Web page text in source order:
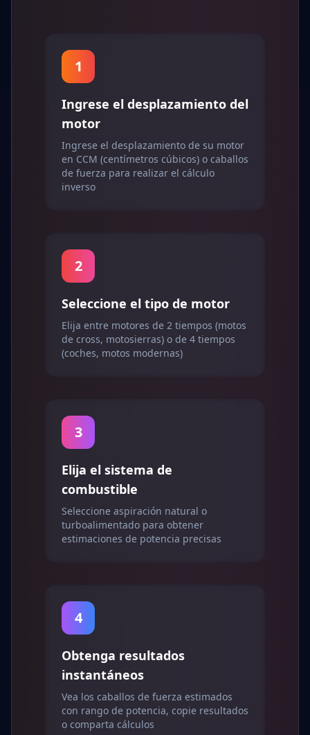
1
Ingrese el desplazamiento del
motor
Ingrese el desplazamiento de su motor
en CCM (centímetros cúbicos) o caballos
de fuerza para realizar el cálculo
inverso
2
Seleccione el tipo de motor
Elija entre motores de 2 tiempos (motos
de cross, motosierras) o de 4 tiempos
(coches, motos modernas)
3
Elija el sistema de
combustible
Seleccione aspiración natural o
turboalimentado para obtener
estimaciones de potencia precisas
4
Obtenga resultados
instantáneos
Vea los caballos de fuerza estimados
con rango de potencia, copie resultados
o comparta cálculos